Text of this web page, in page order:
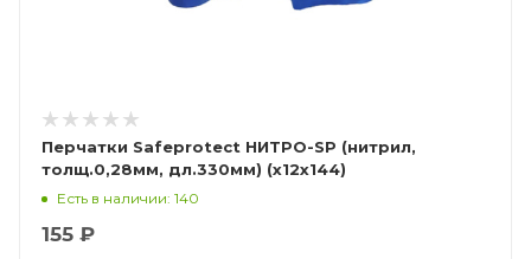
Перчатки Safeprotect НИТРО-SP (нитрил,
толщ.0,28мм, дл.330мм) (х12х144)
Есть в наличии: 140
155 ₽